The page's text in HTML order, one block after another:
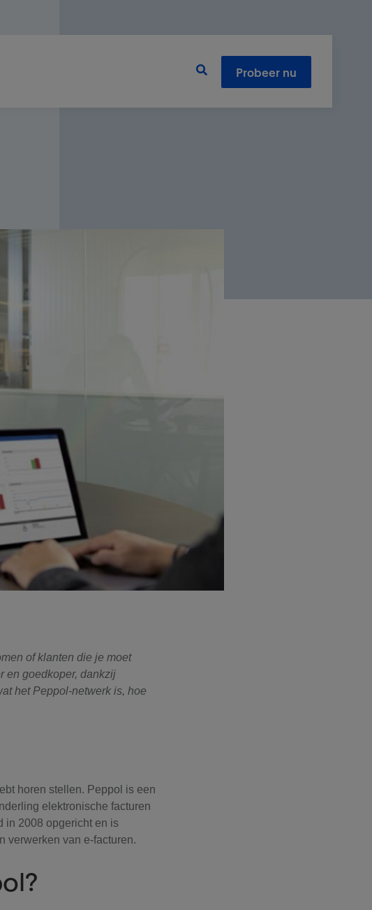
Probeer nu
of klanten die je moet
en goedkoper, dankzij
het Peppol-netwerk is, hoe
horen stellen. Peppol is een
elektronische facturen
in 2008 opgericht en is
verwerken van e-facturen.